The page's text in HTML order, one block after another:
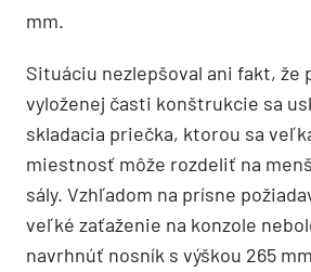
mm.
Situáciu nezlepšoval ani fakt, že
vyloženej časti konštrukcie sa
skladacia priečka, ktorou sa
miestnosť môže rozdeliť na
sály. Vzhľadom na prísne
veľké zaťaženie na konzole
navrhnúť nosník s výškou 265